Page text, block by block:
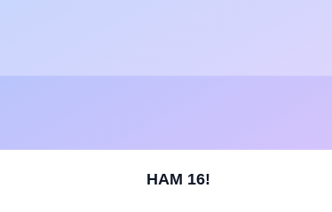
НАМ 16!